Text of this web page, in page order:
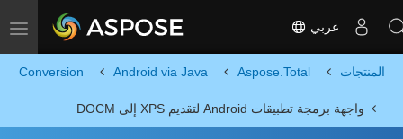
Toggle navigation عربي
المنتجات Aspose.Total
Android via Java
Conversion
واجهة برمجة تطبيقات Android لتقديم XPS إلى DOCM